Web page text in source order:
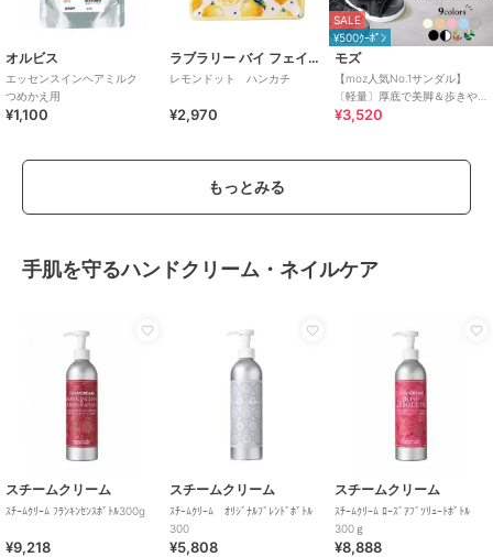
オルビス
エッセンスインヘアミルク
つめかえ用
¥1,100
ラブラリー バイ フェイラー
レモンドット ハンカチ
¥2,970
SALE
¥500ｸｰﾎﾟﾝ
モズ
【moz人気No.1サンダル】
〔軽量〕厚底で美脚＆歩きや
すい！疲れにくいフィット感
¥3,520
もっとみる
手肌を守るハンドクリーム・ネイルケア
スチームクリーム
ｽﾁｰﾑｸﾘｰﾑ ﾌﾗﾝｷﾝｾﾝｽﾎﾞﾄﾙ300g
¥9,218
スチームクリーム
ｽﾁｰﾑｸﾘｰﾑ ｵﾘｼﾞﾅﾙﾌﾞﾚﾝﾄﾞﾎﾞﾄﾙ
300
¥5,808
スチームクリーム
ｽﾁｰﾑｸﾘｰﾑ ﾛｰｽﾞｱﾌﾞｿﾘｭｰﾄﾎﾞﾄﾙ
300ｇ
¥8,888